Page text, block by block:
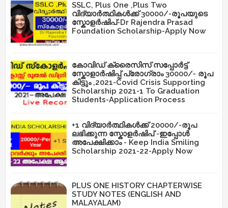
SSLC, Plus One ,Plus Two
വിദ്യാർത്ഥികൾക്ക് 30000/-രൂപയുടെ
സ്കോളർഷിപ്-Dr Rajendra Prasad
Foundation Scholarship-Apply Now
കോവിഡ് ക്രൈസിസ് സപ്പോർട്ട്
സ്കോളാർഷിപ്പ് പ്രോഗ്രാം 30000/- രൂപ
കിട്ടും ,2021-Covid Crisis Supporting
Scholarship 2021-1 To Graduation
Students-Application Process
+1 വിദ്യാർത്ഥികൾക്ക് 20000/-രൂപ
ലഭിക്കുന്ന സ്കോളർഷിപ് -ഇപ്പോൾ
അപേക്ഷിക്കാം - Keep India Smiling
Scholarship 2021-22-Apply Now
PLUS ONE HISTORY CHAPTERWISE
STUDY NOTES (ENGLISH AND
MALAYALAM)